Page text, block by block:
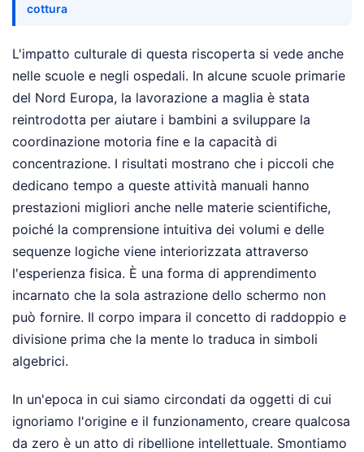
cottura
L'impatto culturale di questa riscoperta si vede anche
nelle scuole e negli ospedali. In alcune scuole primarie
del Nord Europa, la lavorazione a maglia è stata
reintrodotta per aiutare i bambini a sviluppare la
coordinazione motoria fine e la capacità di
concentrazione. I risultati mostrano che i piccoli che
dedicano tempo a queste attività manuali hanno
prestazioni migliori anche nelle materie scientifiche,
poiché la comprensione intuitiva dei volumi e delle
sequenze logiche viene interiorizzata attraverso
l'esperienza fisica. È una forma di apprendimento
incarnato che la sola astrazione dello schermo non
può fornire. Il corpo impara il concetto di raddoppio e
divisione prima che la mente lo traduca in simboli
algebrici.
In un'epoca in cui siamo circondati da oggetti di cui
ignoriamo l'origine e il funzionamento, creare qualcosa
da zero è un atto di ribellione intellettuale. Smontiamo